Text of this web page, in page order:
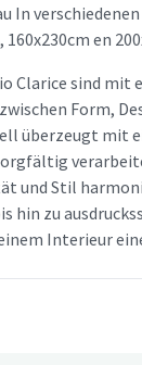
In
en
Clarice sind mit
Form,
überzeugt mit
und Stil
hin zu
Interieur